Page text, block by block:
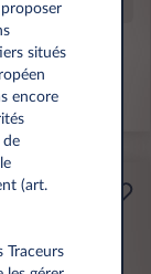
situés
encore
de
(art.
Traceurs